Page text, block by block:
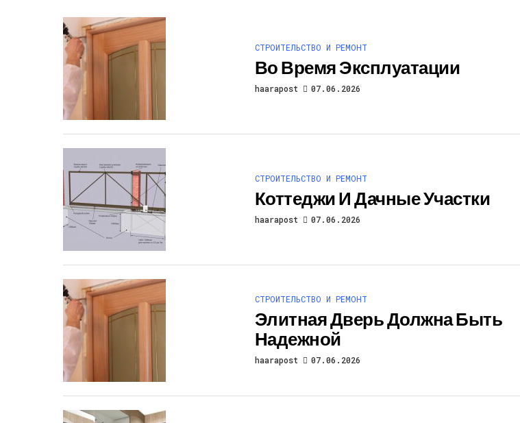
СТРОИТЕЛЬСТВО И РЕМОНТ
Во Время Эксплуатации
haarapost 07.06.2026
СТРОИТЕЛЬСТВО И РЕМОНТ
Коттеджи И Дачные Участки
haarapost 07.06.2026
СТРОИТЕЛЬСТВО И РЕМОНТ
Элитная Дверь Должна Быть
Надежной
haarapost 07.06.2026